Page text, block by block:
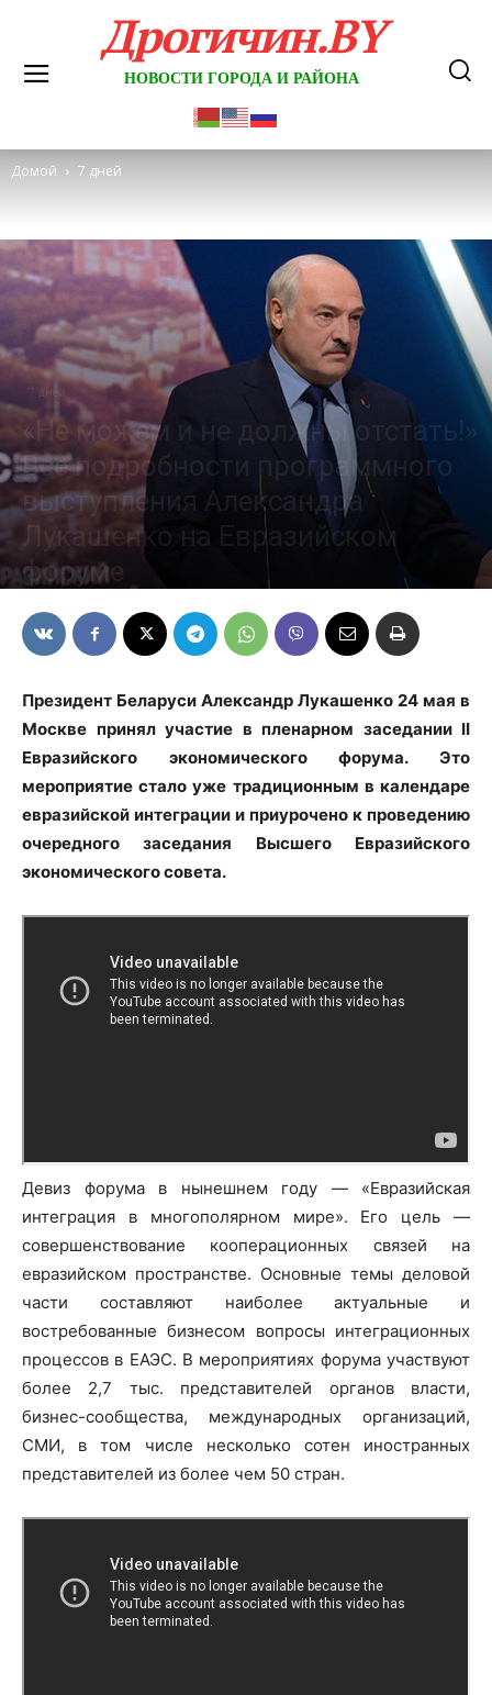
Дрогичин.BY
НОВОСТИ ГОРОДА И РАЙОНА
Домой 7 дней
7 дней
«Не можем и не должны отстать!»
Все подробности программного
выступления Александра
Лукашенко на Евразийском
форуме
Президент Беларуси Александр Лукашенко 24 мая в
Москве принял участие в пленарном заседании II
Евразийского экономического форума. Это
мероприятие стало уже традиционным в календаре
евразийской интеграции и приурочено к проведению
очередного заседания Высшего Евразийского
экономического совета.
Девиз форума в нынешнем году — «Евразийская
интеграция в многополярном мире». Его цель —
совершенствование кооперационных связей на
евразийском пространстве. Основные темы деловой
части составляют наиболее актуальные и
востребованные бизнесом вопросы интеграционных
процессов в ЕАЭС. В мероприятиях форума участвуют
более 2,7 тыс. представителей органов власти,
бизнес-сообщества, международных организаций,
СМИ, в том числе несколько сотен иностранных
представителей из более чем 50 стран.